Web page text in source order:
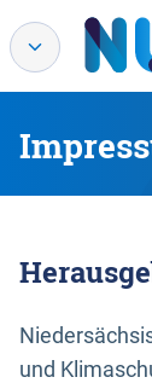
und